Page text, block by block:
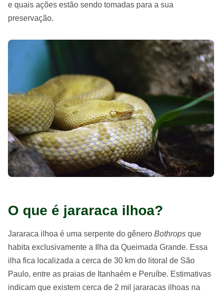
e quais ações estão sendo tomadas para a sua
preservação.
O que é jararaca ilhoa?
Jararaca ilhoa é uma serpente do gênero Bothrops que
habita exclusivamente a Ilha da Queimada Grande. Essa
ilha fica localizada a cerca de 30 km do litoral de São
Paulo, entre as praias de Itanhaém e Peruíbe. Estimativas
indicam que existem cerca de 2 mil jararacas ilhoas na